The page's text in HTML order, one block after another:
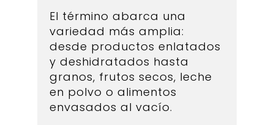
El término abarca una
variedad más amplia:
desde productos enlatados
y deshidratados hasta
granos, frutos secos, leche
en polvo o alimentos
envasados al vacío.